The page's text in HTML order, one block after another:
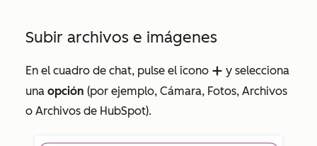
Subir archivos e imágenes
En el cuadro de chat, pulse el icono addIcon y selecciona
una opción (por ejemplo, Cámara, Fotos, Archivos
o Archivos de HubSpot).